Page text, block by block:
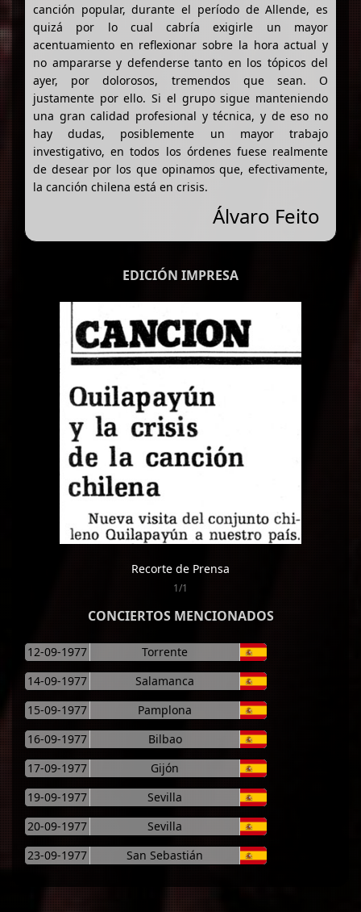
canción popular, durante el período de Allende, es
quizá por lo cual cabría exigirle un mayor
acentuamiento en reflexionar sobre la hora actual y
no ampararse y defenderse tanto en los tópicos del
ayer, por dolorosos, tremendos que sean. O
justamente por ello. Si el grupo sigue manteniendo
una gran calidad profesional y técnica, y de eso no
hay dudas, posiblemente un mayor trabajo
investigativo, en todos los órdenes fuese realmente
de desear por los que opinamos que, efectivamente,
la canción chilena está en crisis.
Álvaro Feito
EDICIÓN IMPRESA
Recorte de Prensa
1/1
CONCIERTOS MENCIONADOS
12-09-1977
Torrente
14-09-1977
Salamanca
15-09-1977
Pamplona
16-09-1977
Bilbao
17-09-1977
Gijón
19-09-1977
Sevilla
20-09-1977
Sevilla
23-09-1977
San Sebastián